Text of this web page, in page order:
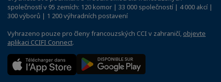
společností v 95 zemích: 120 komor | 33 000 společností | 4 000 akcí |
300 výborů | 1 200 výhradních postavení
Vyhrazeno pouze pro členy francouzských CCI v zahraničí, objevte
aplikaci CCIFI Connect.